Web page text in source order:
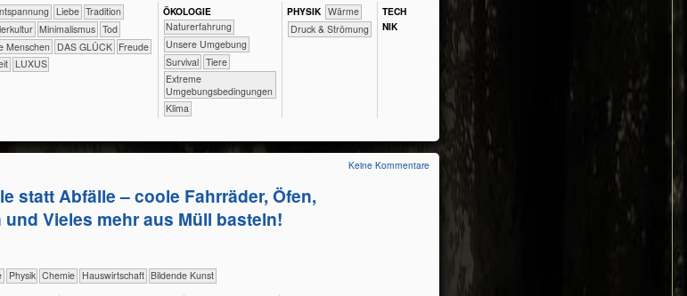
​​​​​​​​​​​​Liebe ​​​​​​​​​​​Tradition
​​Minimalismus ​​Tod
Menschen DAS GLÜCK Freude
LUXUS
ÖKO​LOGIE
​​​​​​​​​​​​​Naturerfahrung
​​​​​​​​​​​​​Unsere Umgebung
​​​​​​​​​​​​Survival ​​​​​​​​Tiere
​​​​​​​​​​Extreme
Umgebungsbedingungen
Klima
PHY​SIK ​​​​​Wärme
Druck & Strömung
TECH​
NIK
statt Abfälle – coole Fahrräder, Öfen,
Vieles mehr aus Müll basteln!
​​​​​​​Physik ​​​​​Chemie ​Haus­wirtschaft Bildende Kunst
Keine Kommentare